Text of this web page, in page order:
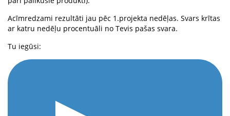
Acīmredzami rezultāti jau pēc 1.projekta nedēļas. Svars krītas
ar katru nedēļu procentuāli no Tevis pašas svara.
Tu iegūsi: